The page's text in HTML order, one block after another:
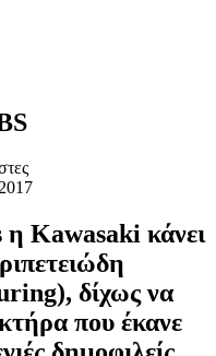
η Kawasaki κάνει
δίχως να
που έκανε